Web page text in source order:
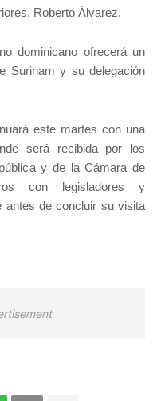
Roberto Álvarez.
dominicano ofrecerá un
Surinam y su delegación
este martes con una
será recibida por los
y de la Cámara de
con legisladores y
antes de concluir su visita